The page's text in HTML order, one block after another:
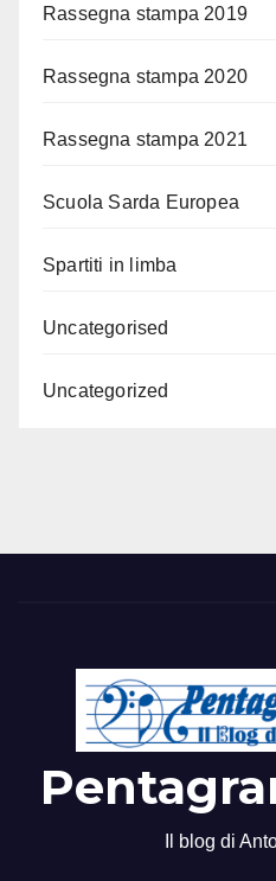
Rassegna stampa 2019
Rassegna stampa 2020
Rassegna stampa 2021
Scuola Sarda Europea
Spartiti in limba
Uncategorised
Uncategorized
Il blog di